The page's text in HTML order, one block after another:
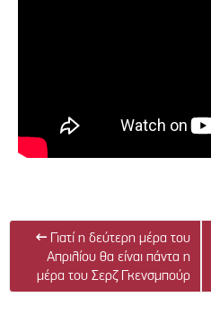
← Γιατί η δεύτερη μέρα του
Απριλίου θα είναι πάντα η
μέρα του Σερζ Γκενσμπούρ